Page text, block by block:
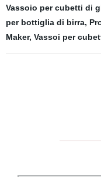
Vassoio per cubetti di
per bottiglia di birra,
Maker, Vassoi per